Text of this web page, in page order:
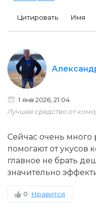
Цитировать Имя
1 янв 2026, 21:04
Лучшее средство от
Сейчас очень много
помогают от укусов
главное не брать
значительно
0 Нравится